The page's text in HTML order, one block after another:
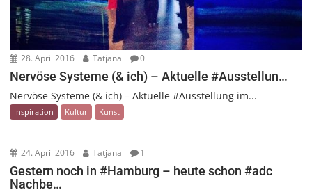
28. April 2016 Tatjana 0
Nervöse Systeme (& ich) – Aktuelle #Ausstellun…
Nervöse Systeme (& ich) – Aktuelle #Ausstellung im...
Inspiration Kultur Kunst
24. April 2016 Tatjana 1
Gestern noch in #Hamburg – heute schon #adc
Nachbe…